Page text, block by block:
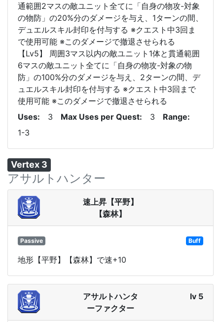
通範囲2マスの敵ユニット全てに「自身の物攻-対象
の物防」の20%分のダメージを与え、1ターンの間、
デュエルスキル封印を付与する ※クエスト中3回ま
で使用可能 ※このダメージで撤退させられる
【Lv5】 周囲3マス以内の敵ユニット1体と貫通範囲
6マスの敵ユニット全てに「自身の物攻-対象の物
防」の100%分のダメージを与え、2ターンの間、デ
ュエルスキル封印を付与する ※クエスト中3回まで
使用可能 ※このダメージで撤退させられる
Uses
3 Max Uses per Quest 3
Range
1-3
Vertex 3
アサルトハンター
速上昇【平野】
【森林】
Passive Buff
地形【平野】【森林】で速+10
アサルトハンタ
ーファクター
lv 5